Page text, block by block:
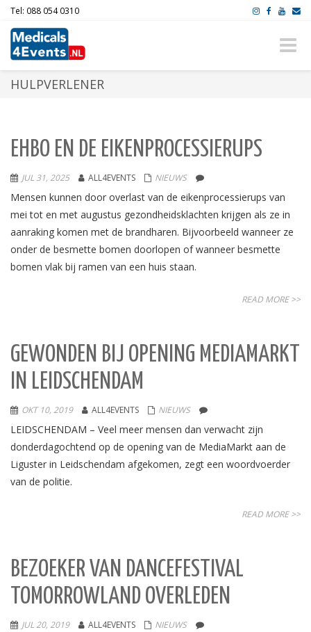
Tel: 088 054 0310
Toggle
HULPVERLENER
EHBO EN DE EIKENPROCESSIERUPS
JUL 31, 2025 ALL4EVENTS NIEUWS
Mensen kunnen door overlast van de eikenprocessierups van
mei tot en met augustus gezondheidsklachten krijgen als ze in
aanraking komen met de brandharen. Bijvoorbeeld wanneer ze
onder de besmette bomen doorlopen of wanneer besmette
bomen vlak bij ramen van een huis staan.
READ MORE >>
GEWONDEN BIJ OPENING MEDIAMARKT
IN LEIDSCHENDAM
OKT 10, 2019 ALL4EVENTS NIEUWS
LEIDSCHENDAM – Veel meer mensen dan verwacht zijn
donderdagochtend op de opening van de MediaMarkt aan de
Liguster in Leidschendam afgekomen, zegt een woordvoerder
van de politie.
READ MORE >>
BEZOEKER VAN DANCEFESTIVAL
TOMORROWLAND OVERLEDEN
JUL 20, 2019 ALL4EVENTS NIEUWS